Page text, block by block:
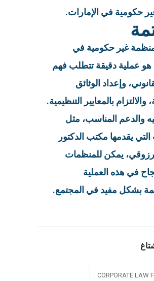
حكومية في الإمارات.
غير حكومية في
هو عملية دقيقة تتطلب فهم
وإعداد الوثائق
بالمعايير التنظيمية.
والدعم المناسب، مثل
يقدمها مكتب الدكتور
يمكن للمنظمات
في هذه العملية
بشكل مفيد في المجتمع.
CORPORATE LAW